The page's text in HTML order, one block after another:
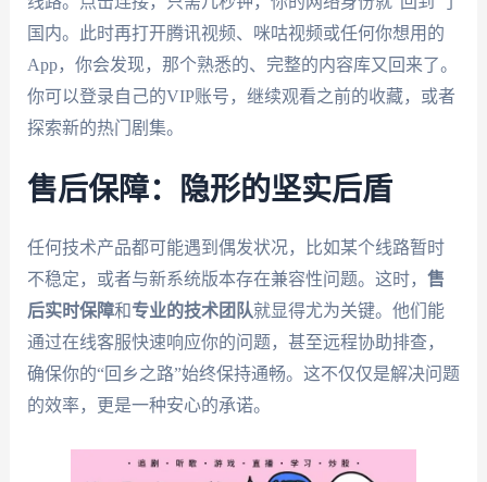
国内。此时再打开腾讯视频、咪咕视频或任何你想用的
App，你会发现，那个熟悉的、完整的内容库又回来了。
你可以登录自己的VIP账号，继续观看之前的收藏，或者
探索新的热门剧集。
售后保障：隐形的坚实后盾
任何技术产品都可能遇到偶发状况，比如某个线路暂时
不稳定，或者与新系统版本存在兼容性问题。这时， 售
后实时保障和专业的技术团队就显得尤为关键。他们能
通过在线客服快速响应你的问题，甚至远程协助排查，
确保你的“回乡之路”始终保持通畅。这不仅仅是解决问题
的效率，更是一种安心的承诺。